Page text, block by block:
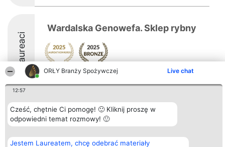
ORŁY Branży Spożywczej Live chat
12:57
Cześć, chętnie Ci pomogę! 🙂 Kliknij proszę w
odpowiedni temat rozmowy! 🙂
Jestem Laureatem, chcę odebrać materiały
Laureaci
Wardalska Genowefa. Sklep rybny
Organizator plebiscytu
Bright Side Solutions sp. z o.
o. sp. k.
Wrocław 50-079
Plebiscyt
Laureaci
Lista
Laureatów
Kontakt